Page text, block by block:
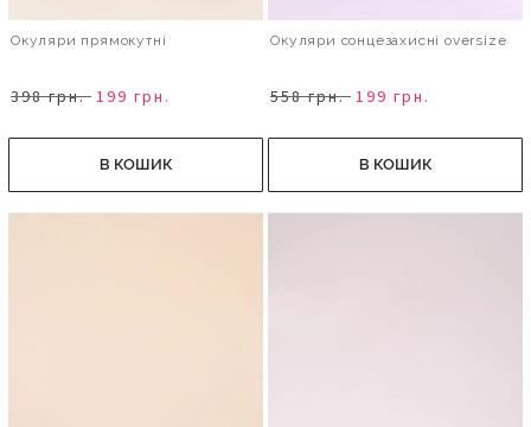
Окуляри прямокутні
398 грн. 199 грн.
В КОШИК
Окуляри сонцезахисні oversize
558 грн. 199 грн.
В КОШИК